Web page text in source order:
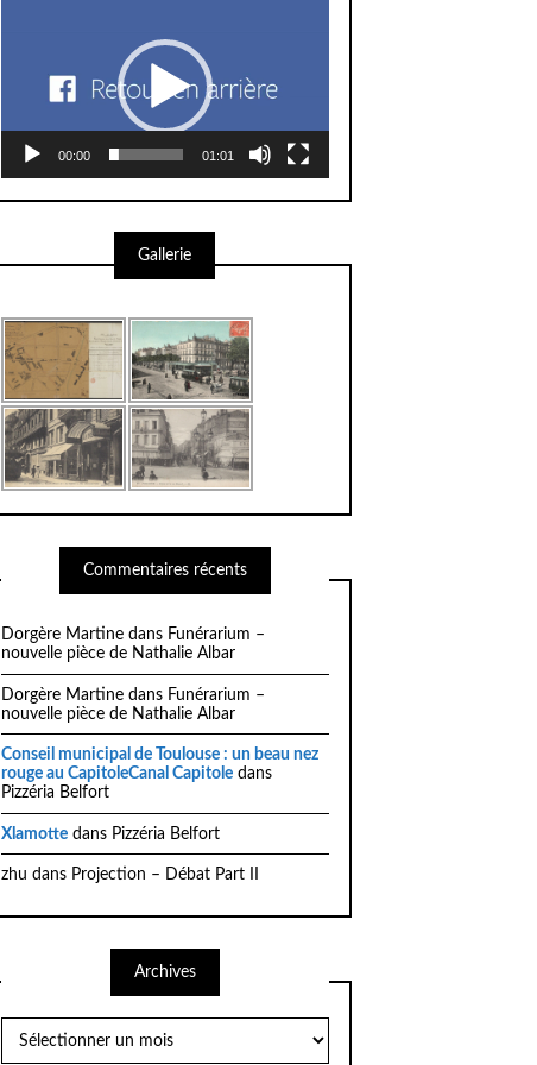
00:00 01:01
Gallerie
Commentaires récents
Dorgère Martinedans Funérarium –
nouvelle pièce de Nathalie Albar
Dorgère Martinedans Funérarium –
nouvelle pièce de Nathalie Albar
Conseil municipal de Toulouse : un beau nez
rouge au CapitoleCanal Capitoledans
Pizzéria Belfort
Xlamottedans Pizzéria Belfort
zhu dans Projection – Débat Part II
Archives